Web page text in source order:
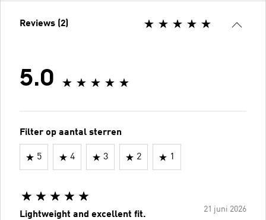
Reviews (2)
5.0
Filter op aantal sterren
5 4 3 2 1
21 juni 2026
Lightweight and excellent fit.